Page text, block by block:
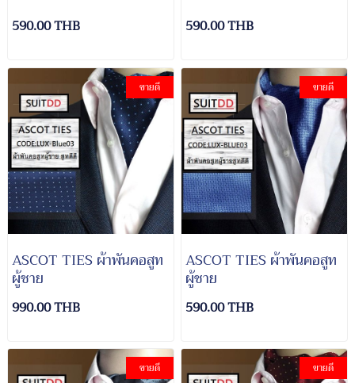
590.00 THB 590.00 THB
ขายดี
ASCOT TIES ผ้าพันคอสูท
ผู้ชาย
990.00 THB
ขายดี
ASCOT TIES ผ้าพันคอสูท
ผู้ชาย
590.00 THB
ขายดี ขายดี